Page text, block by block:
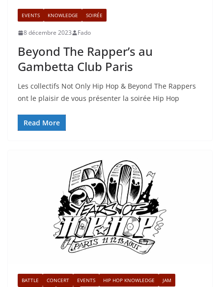
EVENTS KNOWLEDGE SOIRÉE
8 décembre 2023 Fado
Beyond The Rapper’s au
Gambetta Club Paris
Les collectifs Not Only Hip Hop & Beyond The Rappers
ont le plaisir de vous présenter la soirée Hip Hop
Read More
BATTLE CONCERT EVENTS HIP HOP KNOWLEDGE JAM